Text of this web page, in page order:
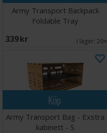
Army Transport Backpack
Foldable Tray
339 SEK I lager: 20+
Köp
Army Transport Bag - Exstra
kabinett - S